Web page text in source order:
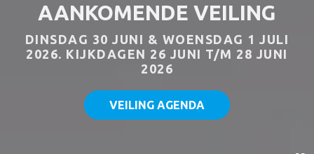
AANKOMENDE VEILING
DINSDAG 30 JUNI & WOENSDAG 1 JULI
2026. KIJKDAGEN 26 JUNI T/M 28 JUNI
2026
VEILING AGENDA
Blijf op de hoogte en meld u aan voor de
nieuwsbrief
NIEUWSBRIEF